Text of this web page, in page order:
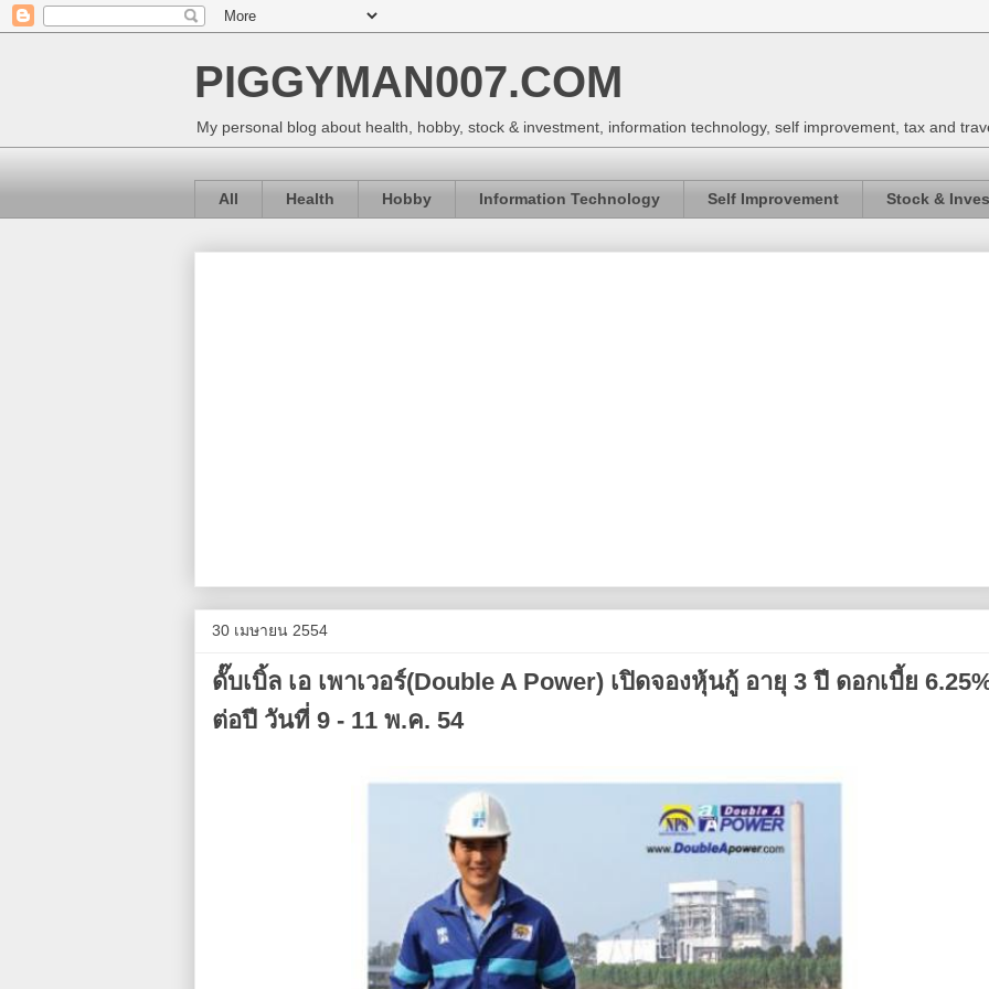
PIGGYMAN007.COM
My personal blog about health, hobby, stock & investment, information technology, self improvement, tax and
All Health Hobby Information Technology Self Improvement Stock &
30 เมษายน 2554
ดั๊บ​เบิ้ล ​เอ ​เพา​เวอร์(Double A Power) ​เปิดจองหุ้นกู้ อายุ 3 ปี ดอก​เบี้ย
ต่อปี วันที่ 9 - 11 พ.ค. 54